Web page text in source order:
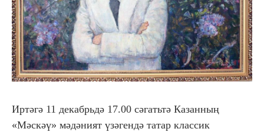
Иртәгә 11 декабрьдә 17.00 сәгатьтә Казанның
«Мәскәү» мәдәният үзәгендә татар классик